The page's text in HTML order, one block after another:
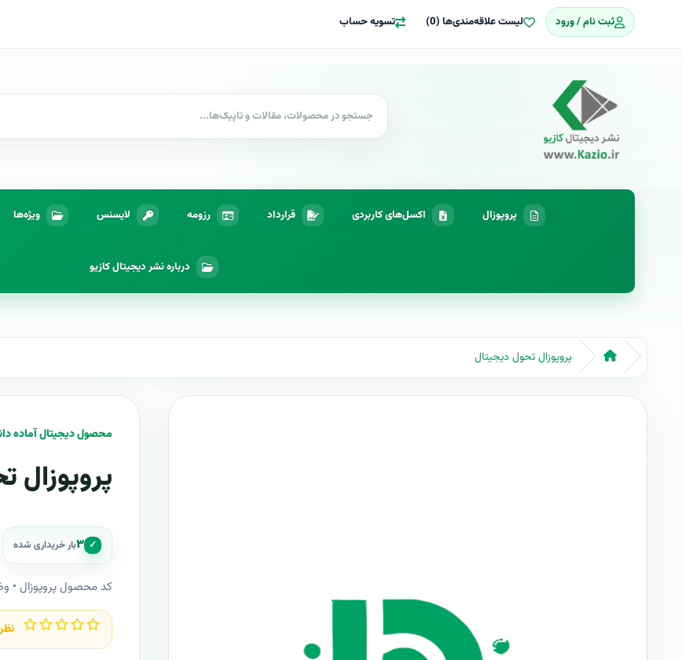
ثبت نام / ورود لیست علاقه‌مندی‌ها (0) تسویه حساب
پروپوزال اکسل‌های کاربردی قرارداد رزومه لایسنس ویژه‌ها
درباره نشر دیجیتال کازیو
پروپوزال تحول دیجیتال
محصول دیجیتال آماده
پروپوزال
✓ ۳بار خریداری شده
کد محصول پروپوزال